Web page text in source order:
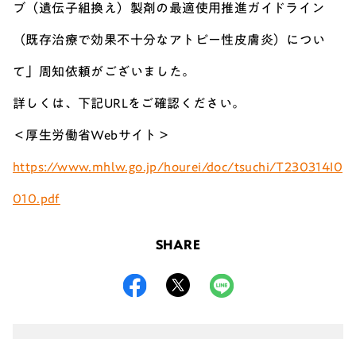
ブ（遺伝子組換え）製剤の最適使用推進ガイドライン
（既存治療で効果不十分なアトピー性皮膚炎）につい
て」周知依頼がございました。
詳しくは、下記URLをご確認ください。
＜厚生労働省Webサイト＞
https://www.mhlw.go.jp/hourei/doc/tsuchi/T230314I0
010.pdf
SHARE